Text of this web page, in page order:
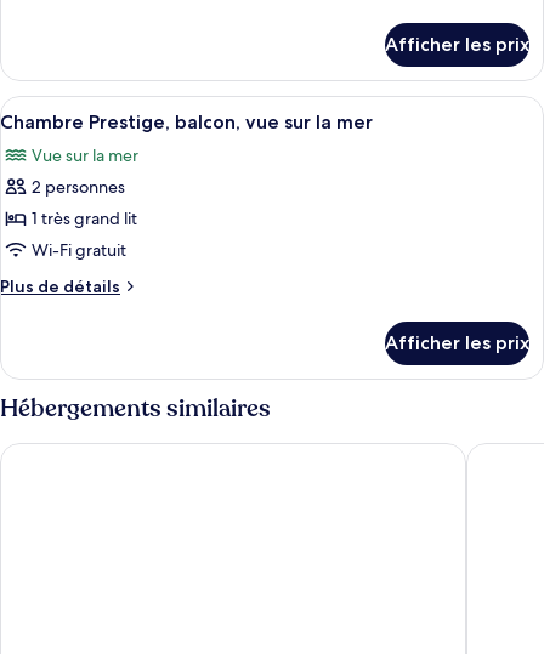
chambre :
Suite,
1
chambre
Suite,
chambre
Afficher les prix
Afficher
toutes
les
photos
pour
ce
type
de
Chambre
Prestige,
balcon,
vue
Une chambre d’hôtel avec un lit,
4
Chambre Prestige, balcon, vue sur la mer
Vue sur la mer
2 personnes
1 très grand lit
Wi-Fi gratuit
Plus de détails
Plus
Chambre
Prestige,
balcon,
vue
sur
Afficher les prix
Hébergements similaires
SEETELHOTEL Kaiserstrand Beachhotel